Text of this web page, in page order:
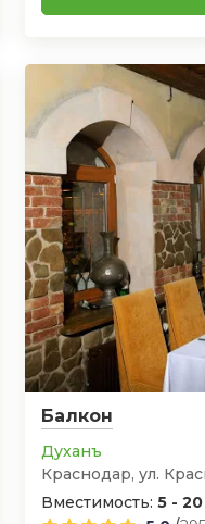
Балкон
Духанъ
Краснодар, ул.
Вместимость:5 -